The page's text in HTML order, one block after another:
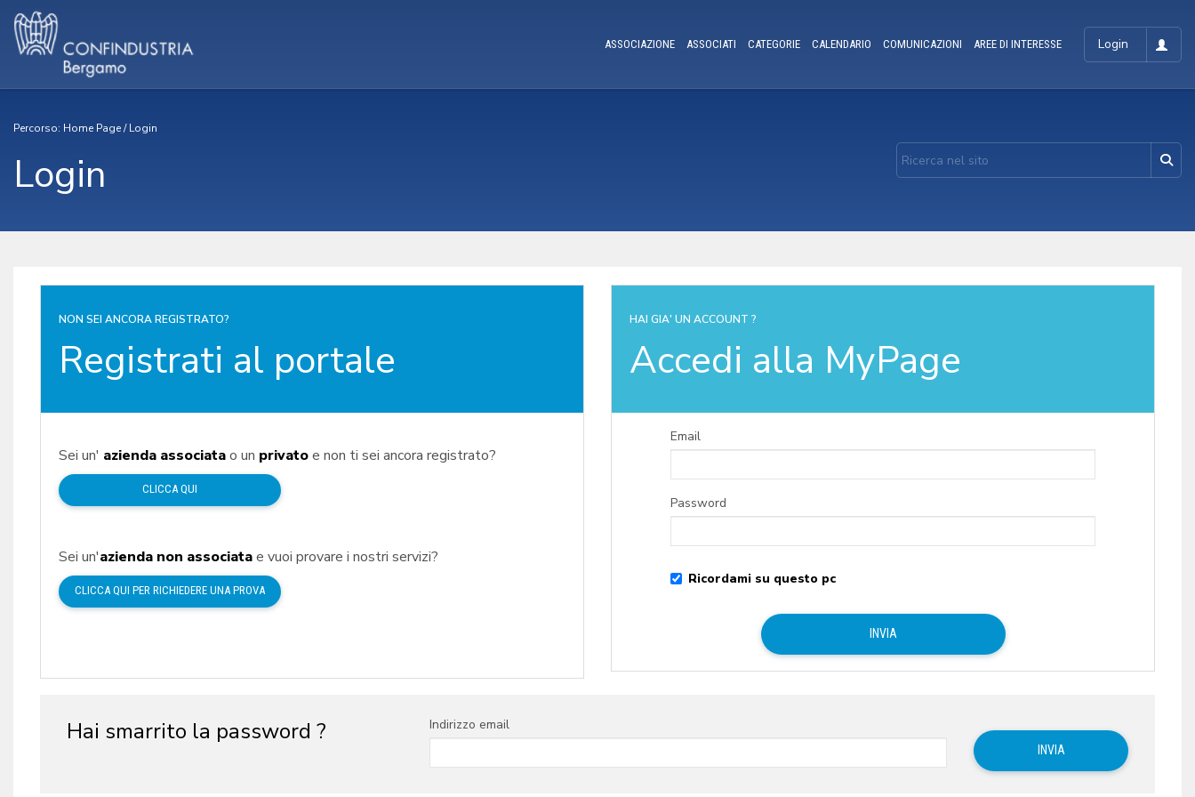
Login
ASSOCIAZIONE ASSOCIATI CATEGORIE CALENDARIO COMUNICAZIONI AREE DI INTERESSE
Percorso: Home Page/Login
Login
NON SEI ANCORA REGISTRATO?
Registrati al portale
Sei un' azienda associatao un privatoe non ti sei ancora registrato?
CLICCA QUI
Sei un'azienda non associatae vuoi provare i nostri servizi?
CLICCA QUI PER RICHIEDERE UNA PROVA
HAI GIA' UN ACCOUNT ?
Accedi alla MyPage
Email
Password
Ricordami su questo pc
Hai smarrito la password ? Indirizzo email